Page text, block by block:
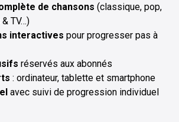
de chansons (classique, pop,
TV…)
interactives pour progresser pas à
réservés aux abonnés
: ordinateur, tablette et smartphone
avec suivi de progression individuel